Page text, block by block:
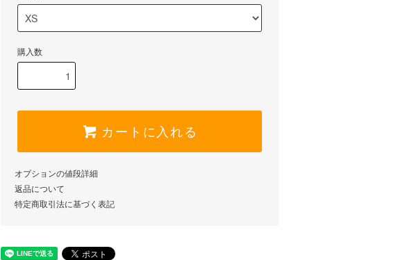
購入数
カートに入れる
オプションの値段詳細
返品について
特定商取引法に基づく表記